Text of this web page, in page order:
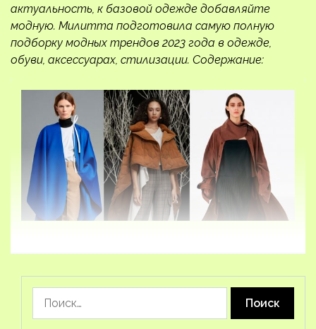
актуальность, к базовой одежде добавляйте
модную. Милитта подготовила самую полную
подборку модных трендов 2023 года в одежде,
обуви, аксессуарах, стилизации. Содержание: